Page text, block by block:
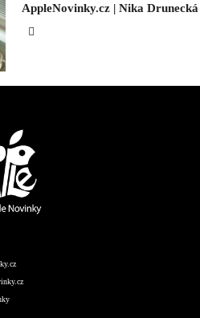
AppleNovinky.cz | Nika Drunecká